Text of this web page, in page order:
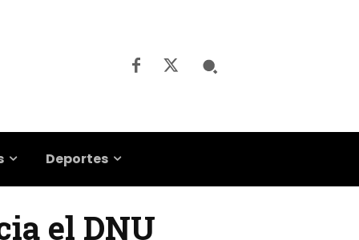
Deportes
el DNU